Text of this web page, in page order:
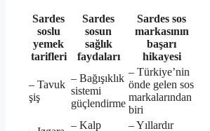
Sardes
soslu
yemek
tarifleri
Sardes
sosun
sağlık
faydaları
Sardes sos
markasının
başarı
hikayesi
– Tavuk
şiş
– Bağışıklık
sistemi
güçlendirme
– Türkiye’nin
önde gelen sos
markalarından
biri
– Kalp
– Yıllardır